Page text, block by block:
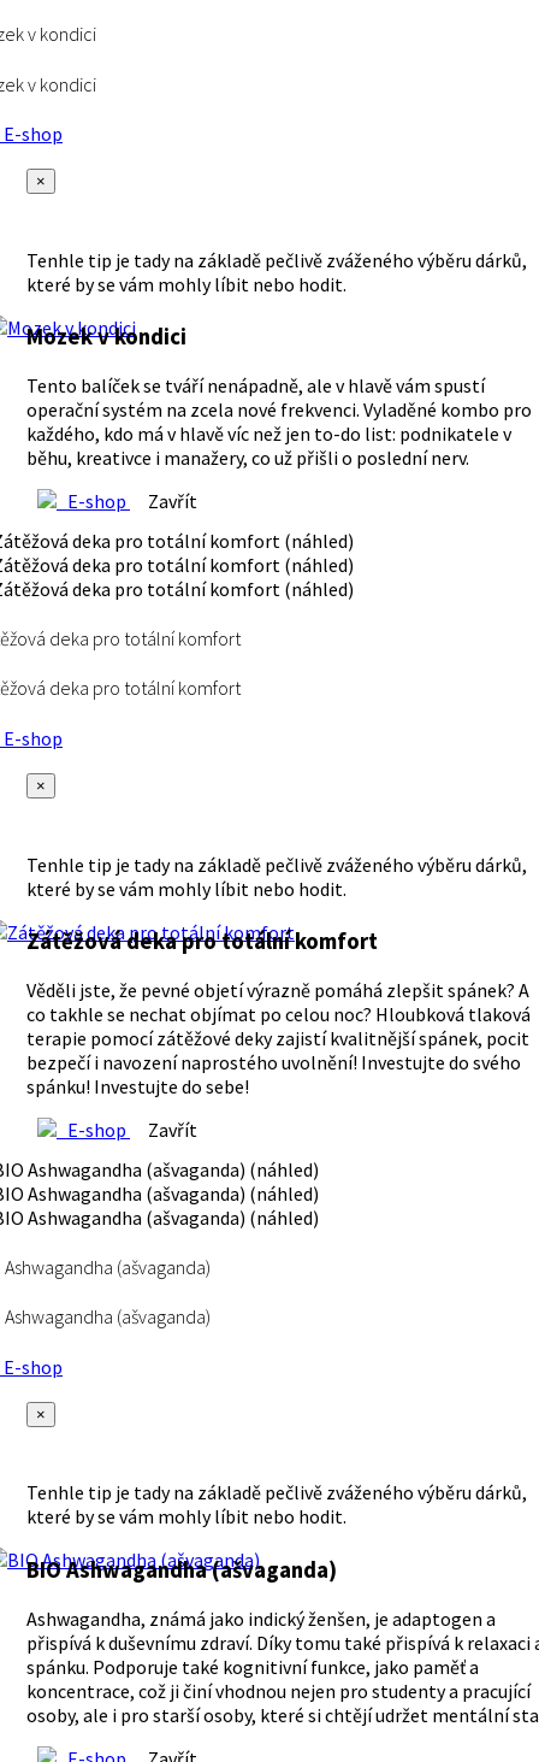
v kondici
v kondici
shop
×
Tenhle tip je tady na základě pečlivě zváženého výběru dárků,
které by se vám mohly líbit nebo hodit.
Mozek v kondici
Tento balíček se tváří nenápadně, ale v hlavě vám spustí
operační systém na zcela nové frekvenci. Vyladěné kombo pro
každého, kdo má v hlavě víc než jen to-do list: podnikatele v
běhu, kreativce i manažery, co už přišli o poslední nerv.
E-shop
Zavřít
deka pro totální komfort
deka pro totální komfort
shop
×
Tenhle tip je tady na základě pečlivě zváženého výběru dárků,
které by se vám mohly líbit nebo hodit.
Zátěžová deka pro totální komfort
Věděli jste, že pevné objetí výrazně pomáhá zlepšit spánek? A
co takhle se nechat objímat po celou noc? Hloubková tlaková
terapie pomocí zátěžové deky zajistí kvalitnější spánek, pocit
bezpečí i navození naprostého uvolnění! Investujte do svého
spánku! Investujte do sebe!
E-shop
Zavřít
Ashwagandha (ašvaganda)
Ashwagandha (ašvaganda)
shop
×
Tenhle tip je tady na základě pečlivě zváženého výběru dárků,
které by se vám mohly líbit nebo hodit.
BIO Ashwagandha (ašvaganda)
Ashwagandha, známá jako indický ženšen, je adaptogen a
přispívá k duševnímu zdraví. Díky tomu také přispívá k relaxaci
spánku. Podporuje také kognitivní funkce, jako paměť a
koncentrace, což ji činí vhodnou nejen pro studenty a pracující
osoby, ale i pro starší osoby, které si chtějí udržet mentální